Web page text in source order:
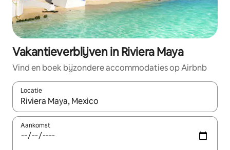
Vakantieverblijven in Riviera Maya
Vind en boek bijzondere accommodaties op Airbnb
Locatie
Wanneer er resultaten beschikbaar zijn, maak je een keuze
Aankomst